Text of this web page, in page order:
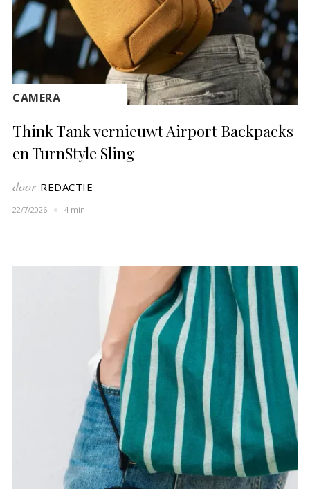
CAMERA
Think Tank vernieuwt Airport Backpacks
en TurnStyle Sling
door REDACTIE
22/7/2026 4 min